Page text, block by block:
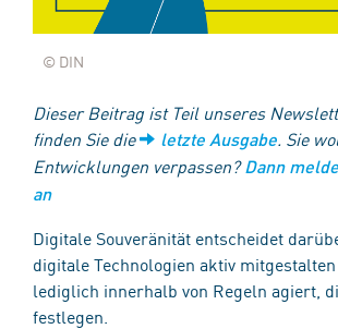
© DIN
Dieser Beitrag ist Teil unseres
finden Sie die
letzte Ausgabe. Sie
Entwicklungen verpassen? Dann
an
Digitale Souveränität entscheidet
digitale Technologien aktiv
lediglich innerhalb von Regeln agiert,
festlegen.